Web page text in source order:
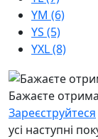
YM (6)
YS (5)
YXL (8)
Бажаєте
Зареєструйтеся
усі наступні